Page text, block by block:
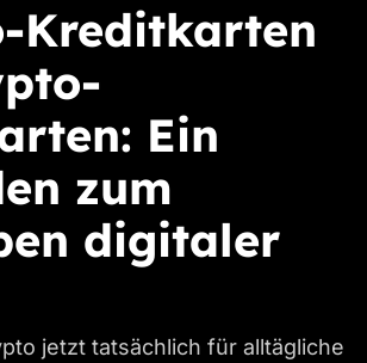
Kreditkarten
Ein
zum
digitaler
jetzt tatsächlich für alltägliche